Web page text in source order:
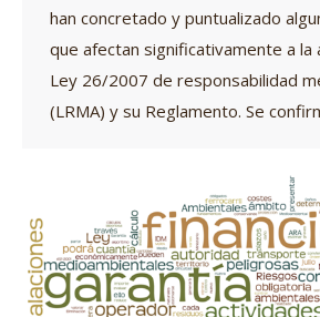
han concretado y puntualizado
que afectan significativamente a la
Ley 26/2007 de responsabilidad
(LRMA) y su Reglamento. Se